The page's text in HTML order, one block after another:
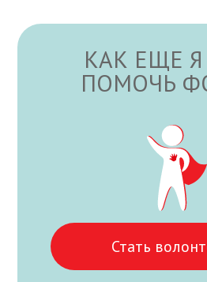
КАК ЕЩЕ
ПОМОЧЬ
Стать